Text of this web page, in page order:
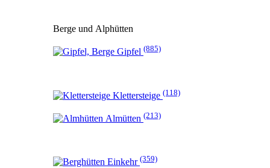
Berge und Alphütten
Gipfel (885)
Klettersteige (118)
Almütten (213)
Einkehr (359)